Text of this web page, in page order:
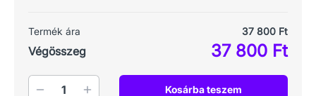
Termék ára 37 800 Ft
Végösszeg 37 800 Ft
Mennyiség Kosárba teszem